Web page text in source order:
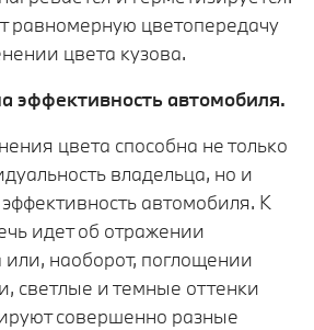
равномерную цветопередачу
цвета кузова.
эффективность автомобиля.
цвета способна не только
владельца, но и
автомобиля. К
идет об отражении
или, наоборот, поглощении
светлые и темные оттенки
совершенно разные